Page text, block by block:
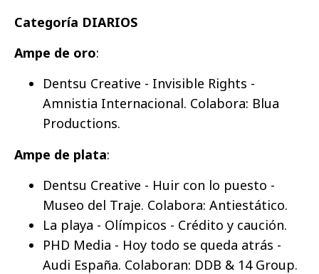
Categoría DIARIOS
Ampe de oro:
Dentsu Creative - Invisible Rights -
Amnistia Internacional. Colabora: Blua
Productions.
Ampe de plata:
Dentsu Creative - Huir con lo puesto -
Museo del Traje. Colabora: Antiestático.
La playa - Olímpicos - Crédito y caución.
PHD Media - Hoy todo se queda atrás -
Audi España. Colaboran: DDB & 14 Group.